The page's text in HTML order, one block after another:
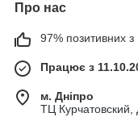
Про нас
97% позитивних з
Працює з
м. Дніпро
ТЦ Курчатовский,